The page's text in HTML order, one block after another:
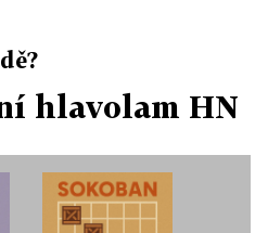
hlavolam HN